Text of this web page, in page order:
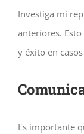
Investiga mi
anteriores.
y éxito en
Es importante